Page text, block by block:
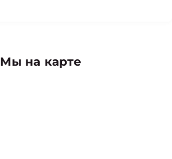
Мы на карте